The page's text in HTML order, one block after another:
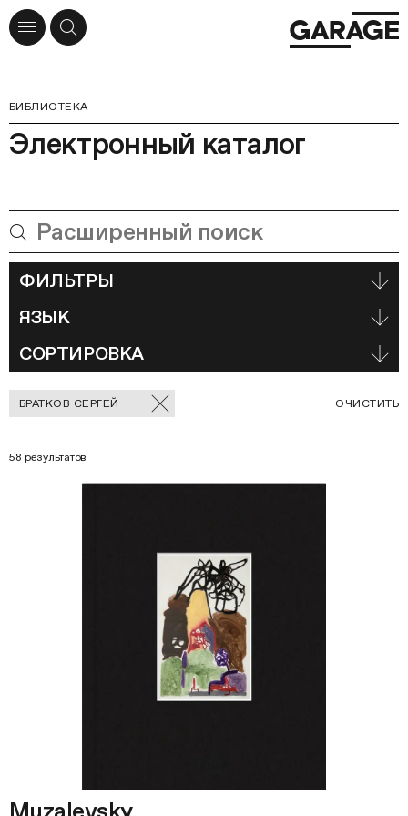
БИБЛИОТЕКА
Электронный каталог
ФИЛЬТРЫ
ЯЗЫК
СОРТИРОВКА
Отмеченные
фильтры
БРАТКОВ СЕРГЕЙ ОЧИСТИТЬ
58 результатов
Muzalevsky